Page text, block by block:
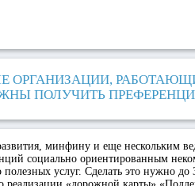
ОРГАНИЗАЦИИ,
ПОЛУЧИТЬ
минфину и еще нескольким
социально ориентированным
услуг. Сделать это нужно до